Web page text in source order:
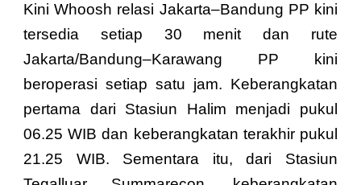
Kini Whoosh relasi Jakarta–Bandung PP kini
tersedia setiap 30 menit dan rute
Jakarta/Bandung–Karawang PP kini
beroperasi setiap satu jam. Keberangkatan
pertama dari Stasiun Halim menjadi pukul
06.25 WIB dan keberangkatan terakhir pukul
21.25 WIB. Sementara itu, dari Stasiun